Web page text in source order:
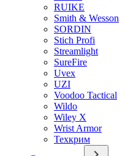
RUIKE
Smith & Wesson
SORDIN
Stich Profi
Streamlight
SureFire
Uvex
UZI
Voodoo Tactical
Wildo
Wiley X
Wrist Armor
Техкрим